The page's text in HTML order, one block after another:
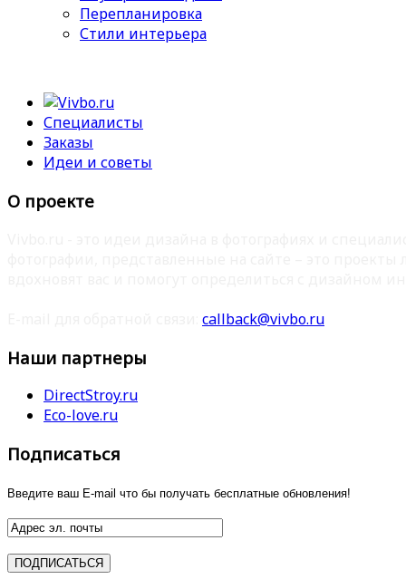
Перепланировка
Стили интерьера
Специалисты
Заказы
Идеи и советы
О проекте
callback@vivbo.ru
Наши партнеры
DirectStroy.ru
Eco-love.ru
Подписаться
Введите ваш E-mail что бы получать бесплатные обновления!